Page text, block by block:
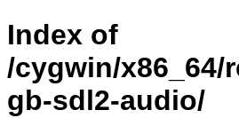
Index of
/cygwin/x86_64/
gb-sdl2-audio/